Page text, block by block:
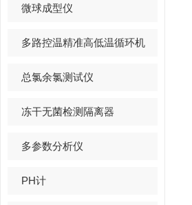
微球成型仪
多路控温精准高低温循环机
总氯余氯测试仪
冻干无菌检测隔离器
多参数分析仪
PH计